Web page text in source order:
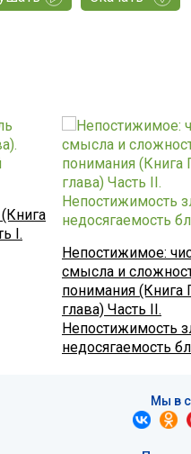
I.
Непостижимое:
смысла и
понимания (Книга
глава) Часть II.
Непостижимость
недосягаемость
Мы в